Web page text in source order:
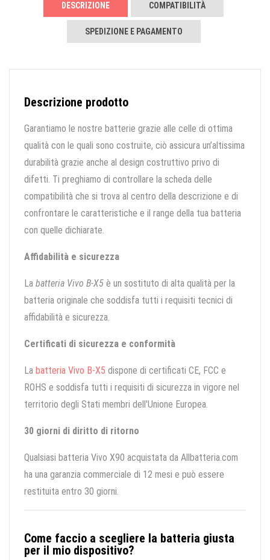
DESCRIZIONE COMPATIBILITÀ
SPEDIZIONE E PAGAMENTO
Descrizione prodotto
Garantiamo le nostre batterie grazie alle celle di ottima
qualità con le quali sono costruite, ciò assicura un’altissima
durabilità grazie anche al design costruttivo privo di
difetti. Ti preghiamo di controllare la scheda delle
compatibilità che si trova al centro della descrizione e di
confrontare le caratteristiche e il range della tua batteria
con quelle dichiarate.
Affidabilità e sicurezza
La batteria Vivo B-X5 è un sostituto di alta qualità per la
batteria originale che soddisfa tutti i requisiti tecnici di
affidabilità e sicurezza.
Certificati di sicurezza e conformità
La batteria Vivo B-X5 dispone di certificati CE, FCC e
ROHS e soddisfa tutti i requisiti di sicurezza in vigore nel
territorio degli Stati membri dell'Unione Europea.
30 giorni di diritto di ritorno
Qualsiasi batteria Vivo X90 acquistata da Allbatteria.com
ha una garanzia commerciale di 12 mesi e può essere
restituita entro 30 giorni.
Come faccio a scegliere la batteria giusta
per il mio dispositivo?